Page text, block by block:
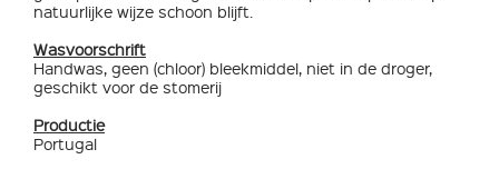
natuurlijke wijze schoon blijft.
Wasvoorschrift
Handwas, geen (chloor) bleekmiddel, niet in de droger,
geschikt voor de stomerij
Productie
Portugal